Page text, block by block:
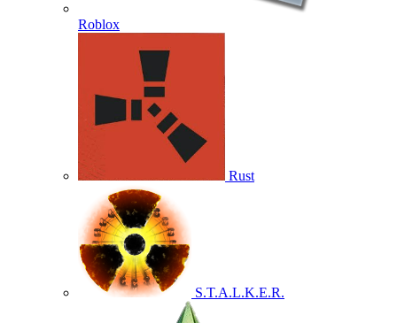
Roblox
Rust
S.T.A.L.K.E.R.